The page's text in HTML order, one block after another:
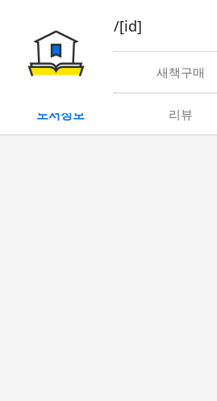
book/rent/[id]
대여 새책구매
도서정보 리뷰